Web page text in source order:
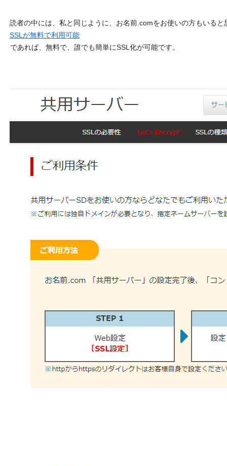
読者の中には、私と同じように、お名前.comをお使いの方もいると
SSLが無料で利用可能
であれば、無料で、誰でも簡単にSSL化が可能です。